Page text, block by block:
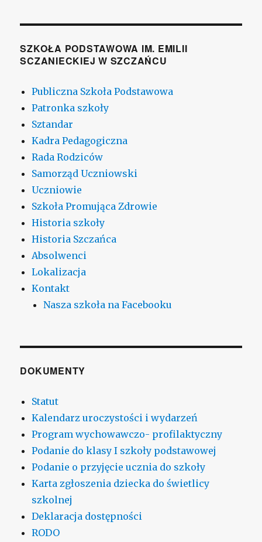
SZKOŁA PODSTAWOWA IM. EMILII
SCZANIECKIEJ W SZCZAŃCU
Publiczna Szkoła Podstawowa
Patronka szkoły
Sztandar
Kadra Pedagogiczna
Rada Rodziców
Samorząd Uczniowski
Uczniowie
Szkoła Promująca Zdrowie
Historia szkoły
Historia Szczańca
Absolwenci
Lokalizacja
Kontakt
Nasza szkoła na Facebooku
DOKUMENTY
Statut
Kalendarz uroczystości i wydarzeń
Program wychowawczo- profilaktyczny
Podanie do klasy I szkoły podstawowej
Podanie o przyjęcie ucznia do szkoły
Karta zgłoszenia dziecka do świetlicy
szkolnej
Deklaracja dostępności
RODO